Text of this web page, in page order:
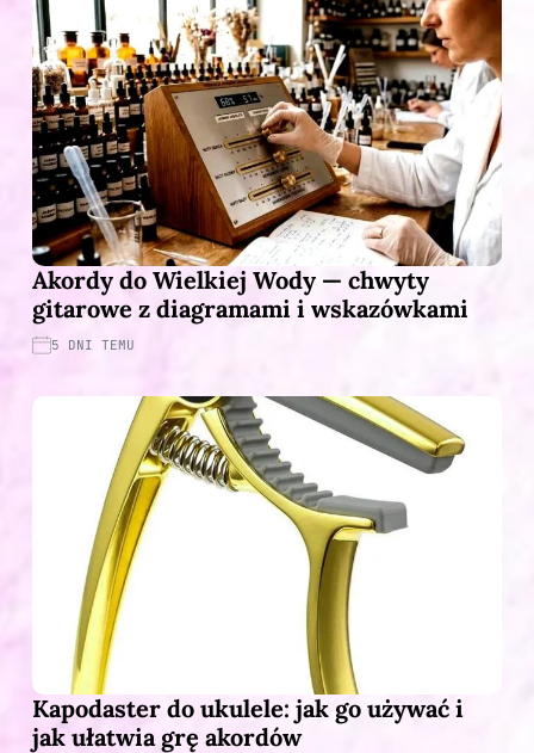
Akordy do Wielkiej Wody — chwyty
gitarowe z diagramami i wskazówkami
5 DNI TEMU
Kapodaster do ukulele: jak go używać i
jak ułatwia grę akordów